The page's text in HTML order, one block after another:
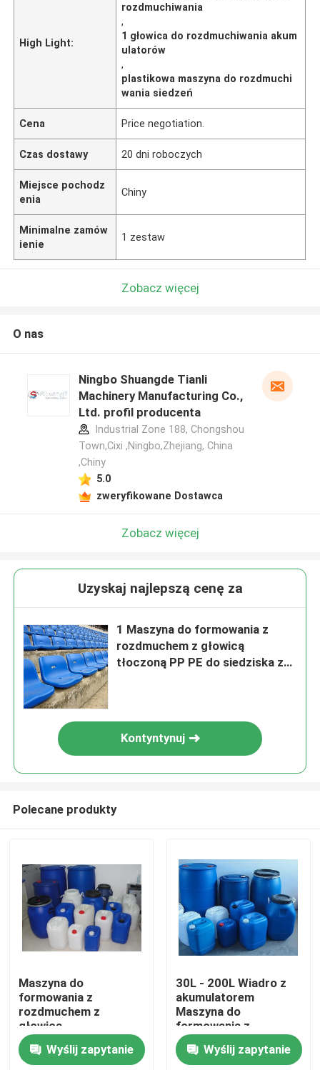
Dom
Produkty
O nas
High Light:
rozdmuchiwania
,
1 głowica do rozdmuchiwania akum
ulatorów
,
plastikowa maszyna do rozdmuchi
wania siedzeń
Cena Price negotiation.
Czas dostawy 20 dni roboczych
Miejsce pochodz
enia
Chiny
Minimalne zamów
ienie
1 zestaw
Zobacz więcej
O nas
Ningbo Shuangde Tianli
Machinery Manufacturing Co.,
Ltd. profil producenta
Industrial Zone 188, Chongshou
Town,Cixi ,Ningbo,Zhejiang, China
,Chiny
5.0
zweryfikowane Dostawca
Zobacz więcej
Uzyskaj najlepszą cenę za
1 Maszyna do formowania z
rozdmuchem z głowicą
tłoczoną PP PE do siedziska z
Kontyntynuj
Polecane produkty
Maszyna do
formowania z
rozdmuchem z
głowicą
akumulatorową do 20L
- 200L chemicznego
Wyślij zapytanie
30L - 200L Wiadro z
akumulatorem
Maszyna do
formowania z
rozdmuchem Wysoka
prędkośćWyślij zapytanie